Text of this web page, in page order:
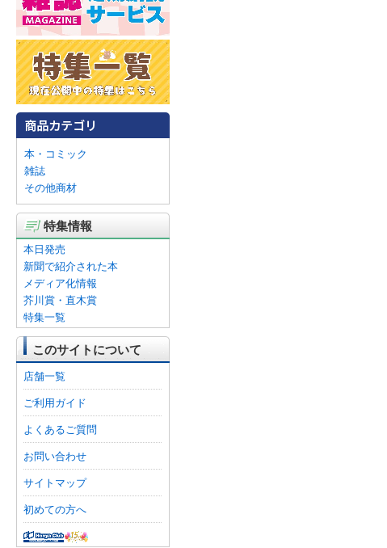
本・コミック
雑誌
その他商材
特集情報
本日発売
新聞で紹介された本
メディア化情報
芥川賞・直木賞
特集一覧
このサイトについて
店舗一覧
ご利用ガイド
よくあるご質問
お問い合わせ
サイトマップ
初めての方へ